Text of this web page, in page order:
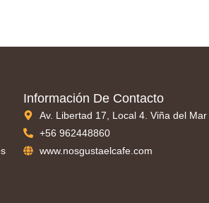
Información De Contacto
Av. Libertad 17, Local 4. Viña del Mar
+56 962448860
www.nosgustaelcafe.com